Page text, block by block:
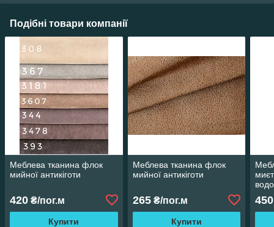
Подібні товари компанії
Меблева тканина флок
мийної антикіготи
420 ₴/пог.м
Купити
Меблева тканина флок
мийної антикіготи
265₴/пог.м
Купити
450